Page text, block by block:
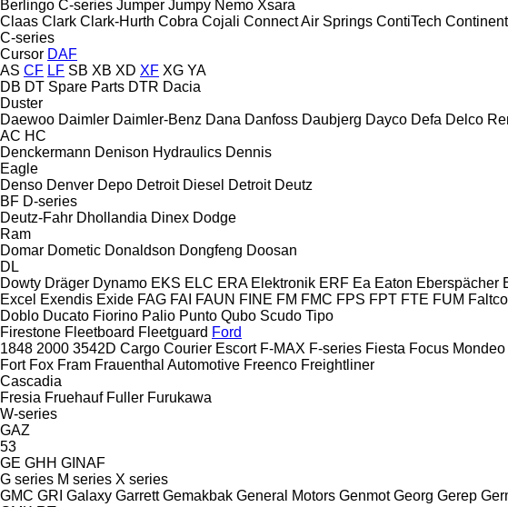
Berlingo C-series Jumper Jumpy Nemo Xsara
Claas Clark Clark-Hurth Cobra Cojali Connect Air Springs ContiTech
C-series
Cursor DAF
AS CF LF SB XB XD XF XG YA
DB DT Spare Parts DTR Dacia
Duster
Daewoo Daimler Daimler-Benz Dana Danfoss Daubjerg Dayco Defa Delco
AC HC
Denckermann Denison Hydraulics Dennis
Eagle
Denso Denver Depo Detroit Diesel Detroit Deutz
BF D-series
Deutz-Fahr Dhollandia Dinex Dodge
Ram
Domar Dometic Donaldson Dongfeng Doosan
DL
Dowty Dräger Dynamo EKS ELC ERA Elektronik ERF Ea Eaton Eberspächer
Excel Exendis Exide FAG FAI FAUN FINE FM FMC FPS FPT FTE FUM
Doblo Ducato Fiorino Palio Punto Qubo Scudo Tipo
Firestone Fleetboard Fleetguard Ford
1848 2000 3542D Cargo Courier Escort F-MAX F-series Fiesta Focus Mondeo
Fort Fox Fram Frauenthal Automotive Freenco Freightliner
Cascadia
Fresia Fruehauf Fuller Furukawa
W-series
GAZ
53
GE GHH GINAF
G series M series X series
GMC GRI Galaxy Garrett Gemakbak General Motors Genmot Georg Gerep